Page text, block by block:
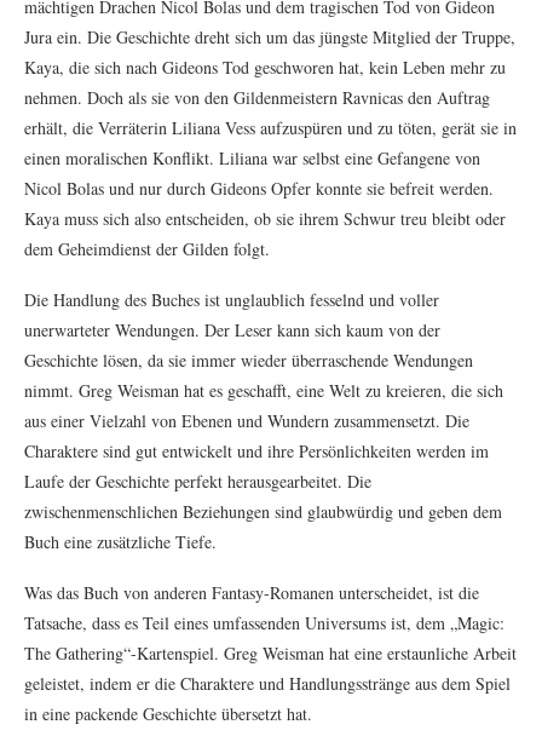
mächtigen Drachen Nicol Bolas und dem tragischen Tod von Gideon
Jura ein. Die Geschichte dreht sich um das jüngste Mitglied der Truppe,
Kaya, die sich nach Gideons Tod geschworen hat, kein Leben mehr zu
nehmen. Doch als sie von den Gildenmeistern Ravnicas den Auftrag
erhält, die Verräterin Liliana Vess aufzuspüren und zu töten, gerät sie in
einen moralischen Konflikt. Liliana war selbst eine Gefangene von
Nicol Bolas und nur durch Gideons Opfer konnte sie befreit werden.
Kaya muss sich also entscheiden, ob sie ihrem Schwur treu bleibt oder
dem Geheimdienst der Gilden folgt.
Die Handlung des Buches ist unglaublich fesselnd und voller
unerwarteter Wendungen. Der Leser kann sich kaum von der
Geschichte lösen, da sie immer wieder überraschende Wendungen
nimmt. Greg Weisman hat es geschafft, eine Welt zu kreieren, die sich
aus einer Vielzahl von Ebenen und Wundern zusammensetzt. Die
Charaktere sind gut entwickelt und ihre Persönlichkeiten werden im
Laufe der Geschichte perfekt herausgearbeitet. Die
zwischenmenschlichen Beziehungen sind glaubwürdig und geben dem
Buch eine zusätzliche Tiefe.
Was das Buch von anderen Fantasy-Romanen unterscheidet, ist die
Tatsache, dass es Teil eines umfassenden Universums ist, dem „Magic:
The Gathering“-Kartenspiel. Greg Weisman hat eine erstaunliche Arbeit
geleistet, indem er die Charaktere und Handlungsstränge aus dem Spiel
in eine packende Geschichte übersetzt hat.